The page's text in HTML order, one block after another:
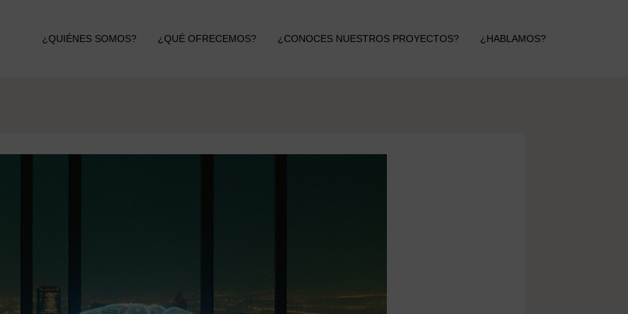
¿QUIÉNES SOMOS? ¿QUÉ OFRECEMOS? ¿CONOCES NUESTROS PROYECTOS? ¿HABLAMOS?